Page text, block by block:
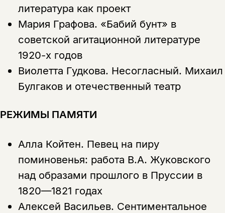
литература как проект
Мария Графова. «Бабий бунт» в
советской агитационной литературе
1920-х годов
Виолетта Гудкова. Несогласный. Михаил
Булгаков и отечественный театр
РЕЖИМЫ ПАМЯТИ
Алла Койтен. Певец на пиру
поминовенья: работа В.А. Жуковского
над образами прошлого в Пруссии в
1820—1821 годах
Алексей Васильев. Сентиментальное